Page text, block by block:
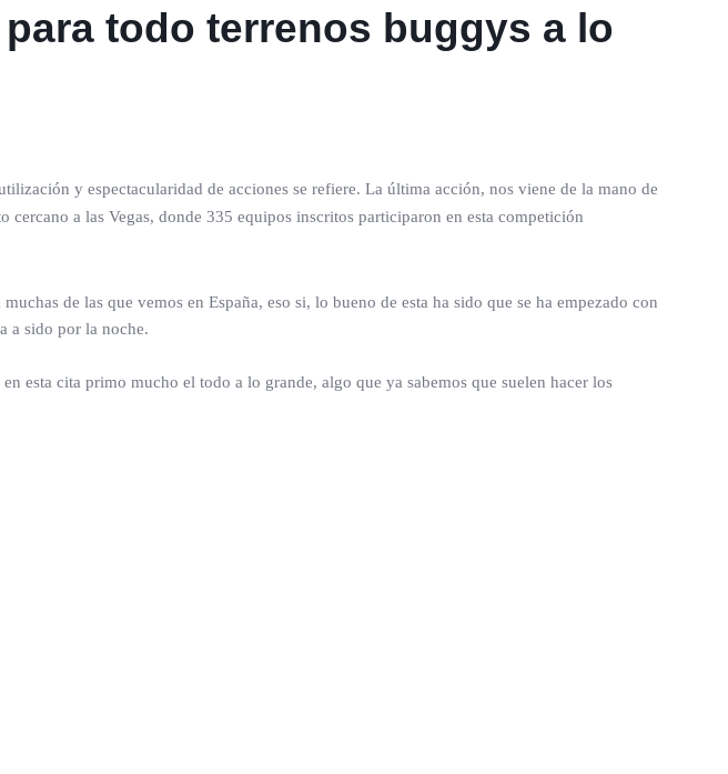
todo terrenos buggys a lo
y espectacularidad de acciones se refiere. La última acción, nos viene de la mano de
cercano a las Vegas, donde 335 equipos inscritos participaron en esta competición
de las que vemos en España, eso si, lo bueno de esta ha sido que se ha empezado con
a sido por la noche.
esta cita primo mucho el todo a lo grande, algo que ya sabemos que suelen hacer los